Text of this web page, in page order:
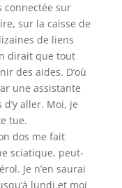
connectée sur
sur la caisse de
de liens
dirait que tout
des aides. D’où
une assistante
aller. Moi, je
tue.
dos me fait
sciatique, peut-
Je n’en saurai
lundi et moi